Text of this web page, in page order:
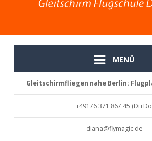
MENÜ
Gleitschirmfliegen nahe Berlin:
+49176 371 867 45
diana@flymagic.de